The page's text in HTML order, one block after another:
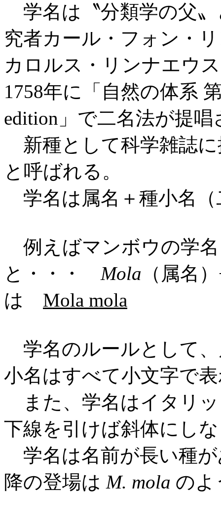
学名は〝分類学の父
究者カール・フォン・
カロルス・リンナエウ
1758年に「自然の体系
edition」で二名法が提唱
新種として科学雑誌
と呼ばれる。
学名は属名＋種小名
例えばマンボウの学
と・・・ Mola （属名
は Mola mola
学名のルールとして
小名はすべて小文字で
また、学名はイタリ
下線を引けば斜体にし
学名は名前が長い種
降の登場は M. mola のよ